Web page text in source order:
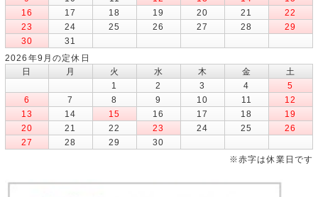
16
17 18 19 20 21
22
23
24 25 26 27 28
29
30
31
2026年9月の定休日
日
月 火 水 木 金
土
1
2 3 4
5
6
7 8 9 10 11
12
13
14 15 16 17 18
19
20
21 22 23 24 25
26
27
28 29
30
※赤字は休業日です